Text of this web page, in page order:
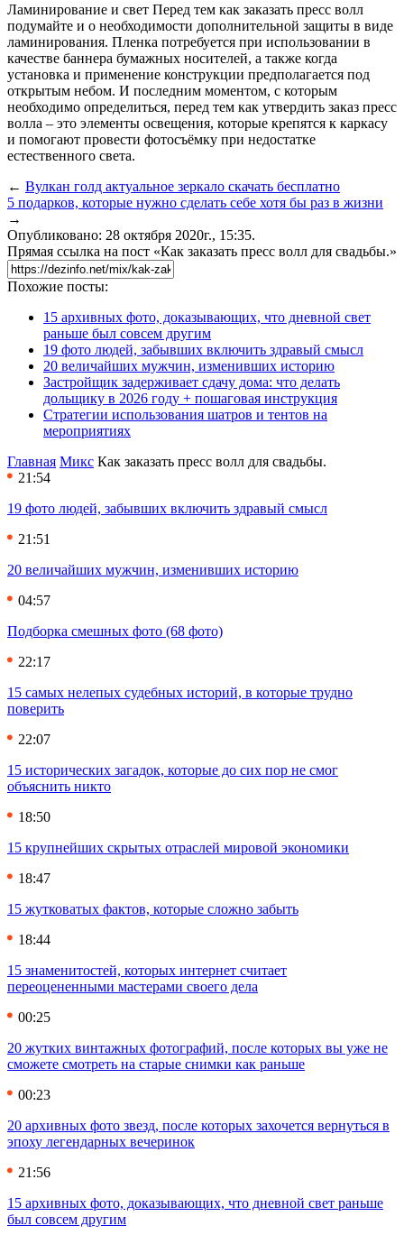
Ламинирование и свет Перед тем как заказать пресс волл
подумайте и о необходимости дополнительной защиты в виде
ламинирования. Пленка потребуется при использовании в
качестве баннера бумажных носителей, а также когда
установка и применение конструкции предполагается под
открытым небом. И последним моментом, с которым
необходимо определиться, перед тем как утвердить заказ пресс
волла – это элементы освещения, которые крепятся к каркасу
и помогают провести фотосъёмку при недостатке
естественного света.
← Вулкан голд актуальное зеркало скачать бесплатно
5 подарков, которые нужно сделать себе хотя бы раз в жизни
→
Опубликовано: 28 октября 2020г., 15:35.
Прямая ссылка на пост «Как заказать пресс волл для свадьбы.»
Похожие посты:
15 архивных фото, доказывающих, что дневной свет
раньше был совсем другим
19 фото людей, забывших включить здравый смысл
20 величайших мужчин, изменивших историю
Застройщик задерживает сдачу дома: что делать
дольщику в 2026 году + пошаговая инструкция
Стратегии использования шатров и тентов на
мероприятиях
Главная Микс Как заказать пресс волл для свадьбы.
21:54
19 фото людей, забывших включить здравый смысл
21:51
20 величайших мужчин, изменивших историю
04:57
Подборка смешных фото (68 фото)
22:17
15 самых нелепых судебных историй, в которые трудно
поверить
22:07
15 исторических загадок, которые до сих пор не смог
объяснить никто
18:50
15 крупнейших скрытых отраслей мировой экономики
18:47
15 жутковатых фактов, которые сложно забыть
18:44
15 знаменитостей, которых интернет считает
переоцененными мастерами своего дела
00:25
20 жутких винтажных фотографий, после которых вы уже не
сможете смотреть на старые снимки как раньше
00:23
20 архивных фото звезд, после которых захочется вернуться в
эпоху легендарных вечеринок
21:56
15 архивных фото, доказывающих, что дневной свет раньше
был совсем другим